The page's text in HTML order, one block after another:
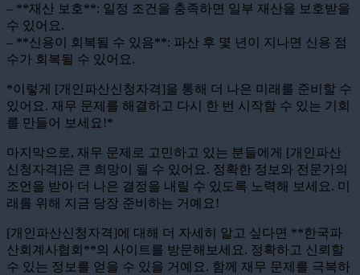
– **재산 보호**: 일정 조건을 충족하면 일부 재산을 보호받을
수 있어요.
– **신용이 회복될 수 있음**: 파산 후 몇 년이 지나면 신용 점
수가 회복될 수 있어요.
*이렇게 [개인파산신청자격]을 통해 더 나은 미래를 준비할 수
있어요. 재무 문제를 해결하고 다시 한 번 시작할 수 있는 기회
를 만들어 보세요!*
마지막으로, 재무 문제로 고민하고 있는 분들에게 [개인파산
신청자격]은 큰 희망이 될 수 있어요. 정확한 정보와 전문가의
조언을 받아 더 나은 결정을 내릴 수 있도록 노력해 보세요. 미
래를 위해 지금 당장 준비하는 거예요!
[개인파산신청자격]에 대해 더 자세히 알고 싶다면 **한국파
산회계사협회**의 사이트를 방문해보세요. 정확하고 신뢰할
수 있는 정보를 얻을 수 있을 거예요. 함께 재무 문제를 극복하